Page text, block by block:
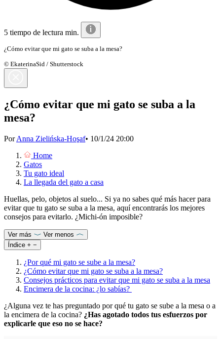
5 tiempo de lectura min.
¿Cómo evitar que mi gato se suba a la mesa?
© EkaterinaSid / Shutterstock
¿Cómo evitar que mi gato se suba a la
mesa?
PorAnna Zielińska-Hoşaf• 10/1/24 20:00
Home
Gatos
Tu gato ideal
La llegada del gato a casa
Huellas, pelo, objetos al suelo... Si ya no sabes qué más hacer para
evitar que tu gato se suba a la mesa, aquí encontrarás los mejores
consejos para evitarlo. ¿Michi-ón imposible?
Ver más
Ver menos
Índice + −
¿Por qué mi gato se sube a la mesa?
¿Cómo evitar que mi gato se suba a la mesa?
Consejos prácticos para evitar que mi gato se suba a la mesa
Encimera de la cocina: ¿lo sabías?
¿Alguna vez te has preguntado por qué tu gato se sube a la mesa o a
la encimera de la cocina? ¿Has agotado todos tus esfuerzos por
explicarle que eso no se hace?